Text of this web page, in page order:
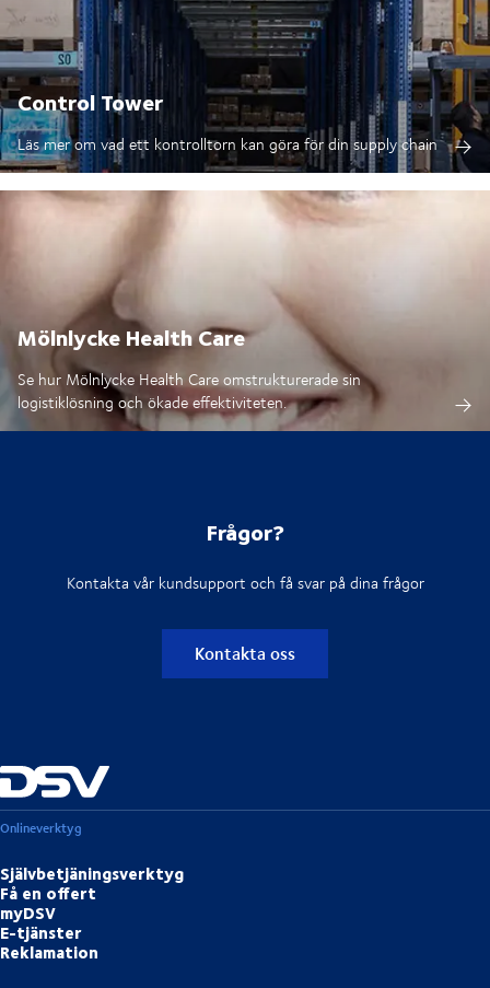
Control Tower
Läs mer om vad ett kontrolltorn kan göra för din supply chain
Mölnlycke Health Care
Se hur Mölnlycke Health Care omstrukturerade sin
logistiklösning och ökade effektiviteten.
Frågor?
Kontakta vår kundsupport och få svar på dina frågor
Kontakta oss
Onlineverktyg
Självbetjäningsverktyg
Få en offert
myDSV
E-tjänster
Reklamation